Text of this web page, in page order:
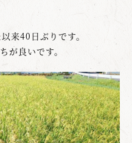
来40日ぶりです。
が良いです。